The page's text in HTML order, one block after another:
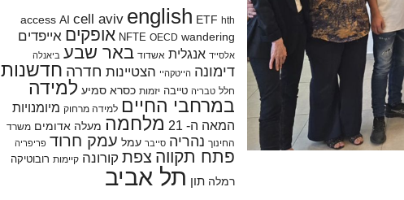
access AI cell aviv english ETF hth
NFTE OECD wandering אופקים אייפדים
אלסייד אנגלית אשדוד באר שבע ביאנלה
דימונה הייטקהיי הצטיינות חדרה חדשנות
חלל טבריה טייבה יזמות כסרא סמיע למידה
במרחבי החיים למידה מרחוק מיומנויות
המאה ה- 21
מלחמה מעלה אדומים משרד
החינוך נהריה סייבר עמל עמק חרוד פריפריה
פתח תקווה צפת קורונה קיימות רובוטיקה
רמלה תון תל אביב